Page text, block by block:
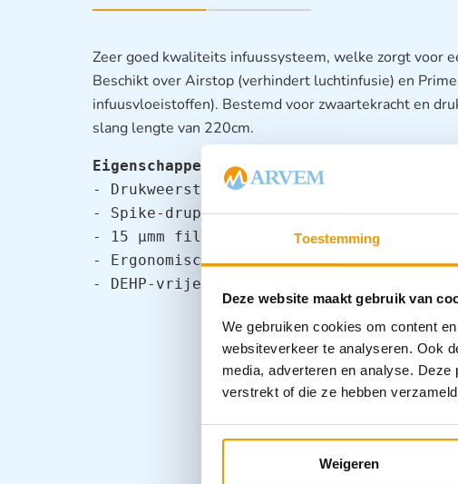
Toestemming
Deze website maakt gebruik van
We gebruiken cookies om content
websiteverkeer te analyseren. Ook
media, adverteren en analyse.
verstrekt of die ze hebben
Weigeren
Zeer goed kwaliteits infuussysteem, welke zorgt voor
Beschikt over Airstop (verhindert luchtinfusie) en
infuusvloeistoffen). Bestemd voor zwaartekracht en
slang lengte van 220cm.
Eigenschappen:
- Drukweerstand van 2 bar
- Spike-druppelkamer
- 15 µmm filter
- Ergonomische en precieze rollerklem
- DEHP-vrije lijn